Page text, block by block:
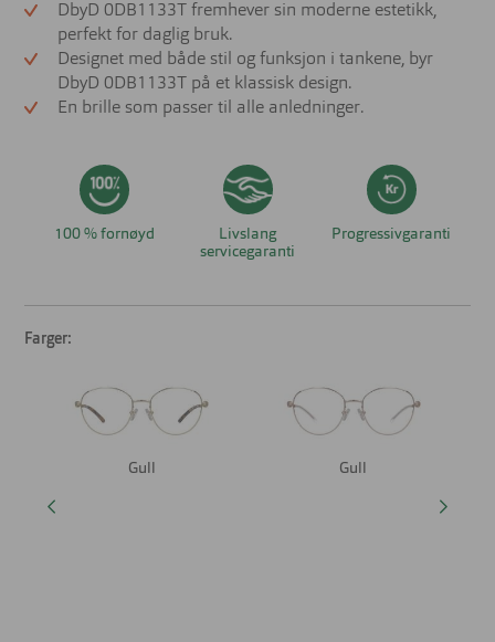
DbyD 0DB1133T fremhever sin moderne estetikk,
perfekt for daglig bruk.
Designet med både stil og funksjon i tankene, byr
DbyD 0DB1133T på et klassisk design.
En brille som passer til alle anledninger.
100 % fornøyd
Livslang
servicegaranti
Progressivgaranti
Farger:
Gull Gull